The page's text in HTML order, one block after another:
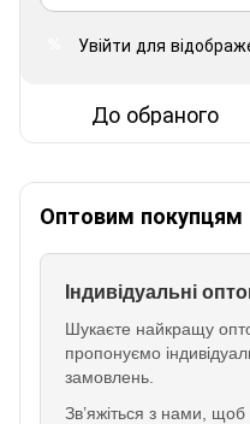
Увійти для
До обраного
Оптовим покупцям
Індивідуальні
Шукаєте найкращу
пропонуємо
замовлень.
Зв’яжіться з нами,